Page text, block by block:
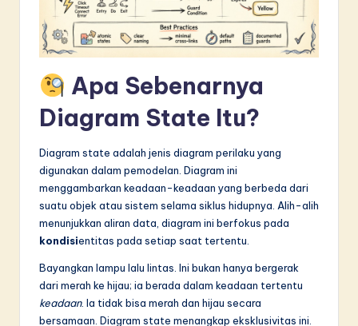
Apa Sebenarnya
Diagram State Itu?
Diagram state adalah jenis diagram perilaku yang
digunakan dalam pemodelan. Diagram ini
menggambarkan keadaan-keadaan yang berbeda dari
suatu objek atau sistem selama siklus hidupnya. Alih-alih
menunjukkan aliran data, diagram ini berfokus pada
kondisientitas pada setiap saat tertentu.
Bayangkan lampu lalu lintas. Ini bukan hanya bergerak
dari merah ke hijau; ia berada dalam keadaan tertentu
keadaan. Ia tidak bisa merah dan hijau secara
bersamaan. Diagram state menangkap eksklusivitas ini.